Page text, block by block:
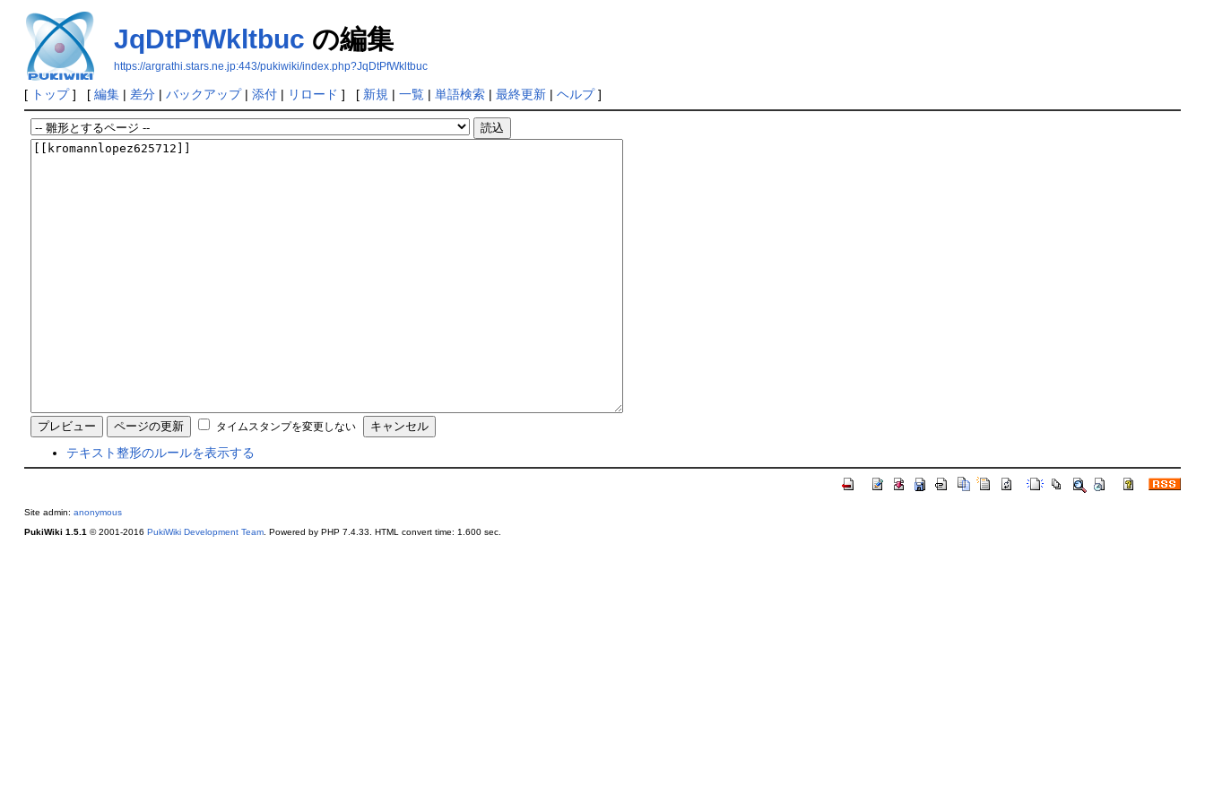
JqDtPfWkltbuc の編集
https://argrathi.stars.ne.jp:443/pukiwiki/index.php?JqDtPfWkltbuc
[ トップ] [ 編集| 差分| バックアップ| 添付| リロード ] [ 新規 | 一覧| 単語検索| 最終更新| ヘルプ]
タイムスタンプを変更しない
テキスト整形のルールを表示する
Site admin: anonymous
PukiWiki 1.5.1 © 2001-2016 PukiWiki Development Team. Powered by PHP 7.4.33. HTML convert time: 1.600 sec.